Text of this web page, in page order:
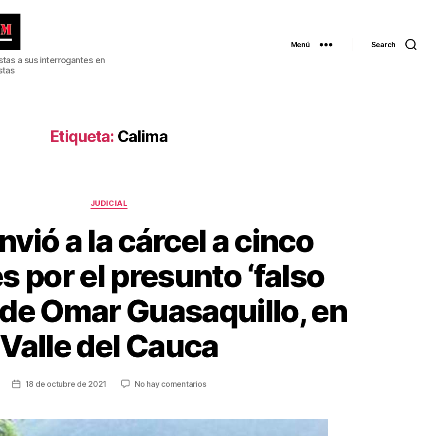
a sus interrogantes en
Menú Search
Etiqueta: Calima
Categorías
JUDICIAL
a la cárcel a cinco
por el presunto ‘falso
Omar Guasaquillo, en
Valle del Cauca
Fecha
entrada
18 de octubre de 2021 No hay comentariosen
a